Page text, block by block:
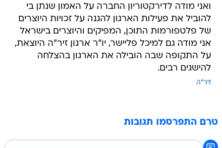
ואני מודה לדירקטוריון החברה על האמון שנתן בי
להוביל את פעילות הארגון להגנה על זכויות היוצרים
של פלטפורמות התוכן, המפיקים והיוצרים בישראל
אני מודה גם למיכל פליישר, יו"ר ארגון זיר"ה היוצאת,
על התקופה שבה הובילה את הארגון בהצלחה
להישגים רבים.
זיר"ה
טרם התפרסמו תגובות